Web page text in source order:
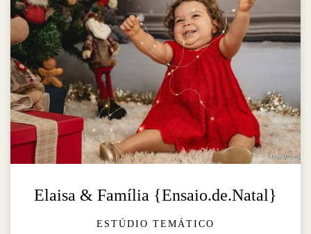
Elaisa & Família {Ensaio.de.Natal}
ESTÚDIO TEMÁTICO